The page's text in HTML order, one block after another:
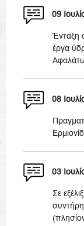
09
Ένταξη
έργα
08
03
Σε